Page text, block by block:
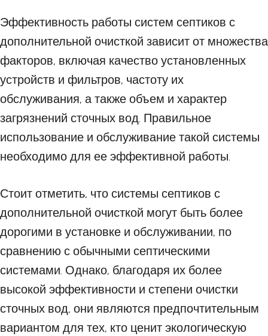
Эффективность работы систем септиков с
дополнительной очисткой зависит от множества
факторов, включая качество установленных
устройств и фильтров, частоту их
обслуживания, а также объем и характер
загрязнений сточных вод. Правильное
использование и обслуживание такой системы
необходимо для ее эффективной работы.
Стоит отметить, что системы септиков с
дополнительной очисткой могут быть более
дорогими в установке и обслуживании, по
сравнению с обычными септическими
системами. Однако, благодаря их более
высокой эффективности и степени очистки
сточных вод, они являются предпочтительным
вариантом для тех, кто ценит экологическую